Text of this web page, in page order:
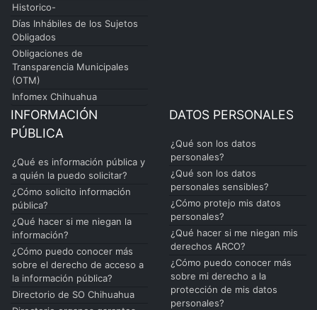
Historico-
Días Inhábiles de los Sujetos
Obligados
Obligaciones de
Transparencia Municipales
(OTM)
Infomex Chihuahua
INFORMACIÓN
PÚBLICA
¿Qué es información pública y
a quién la puedo solicitar?
¿Cómo solicito información
pública?
¿Qué hacer si me niegan la
información?
¿Cómo puedo conocer más
sobre el derecho de acceso a
la información pública?
Directorio de SO Chihuahua
DATOS PERSONALES
¿Qué son los datos
personales?
¿Qué son los datos
personales sensibles?
¿Cómo protejo mis datos
personales?
¿Qué hacer si me niegan mis
derechos ARCO?
¿Cómo puedo conocer más
sobre mi derecho a la
protección de mis datos
personales?